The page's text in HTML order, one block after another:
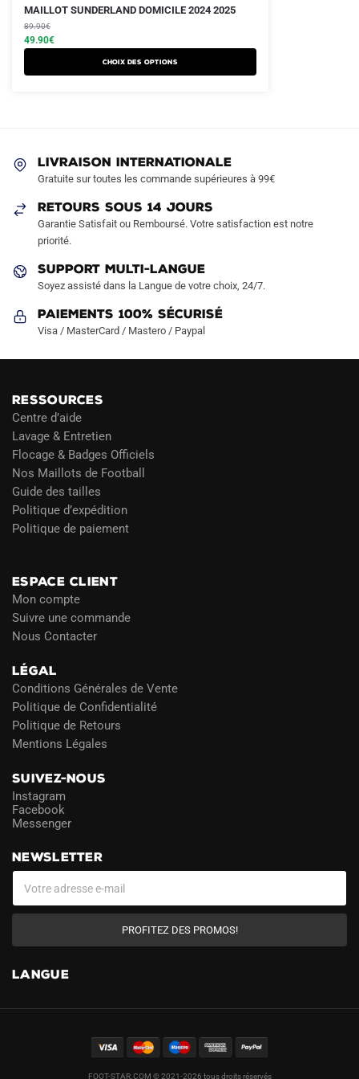
MAILLOT SUNDERLAND DOMICILE 2024 2025
89.90€
Le
prix
initial
était :
49.90€
Le
prix
actuel
est :
Choix des options
Ce
produit
a
être
choisies
sur
page
produit
LIVRAISON INTERNATIONALE
Gratuite sur toutes les commande supérieures à 99€
RETOURS SOUS 14 JOURS
Garantie Satisfait ou Remboursé. Votre satisfaction est notre
priorité.
SUPPORT MULTI-LANGUE
Soyez assisté dans la Langue de votre choix, 24/7.
Paiements 100% Sécurisé
Visa / MasterCard / Mastero / Paypal
RESSOURCES
Centre d’aide
Lavage & Entretien
Flocage & Badges Officiels
Nos Maillots de Football
Guide des tailles
Politique d’expédition
Politique de paiement
ESPACE CLIENT
Mon compte
Suivre une commande
Nous Contacter
LÉGAL
Conditions Générales de Vente
Politique de Confidentialité
Politique de Retours
Mentions Légales
SUIVEZ-NOUS
Instagram
Facebook
Messenger
NEWSLETTER
PROFITEZ DES PROMOS!
LANGUE
FOOT-STAR.COM © 2021-2026 tous droits réservés